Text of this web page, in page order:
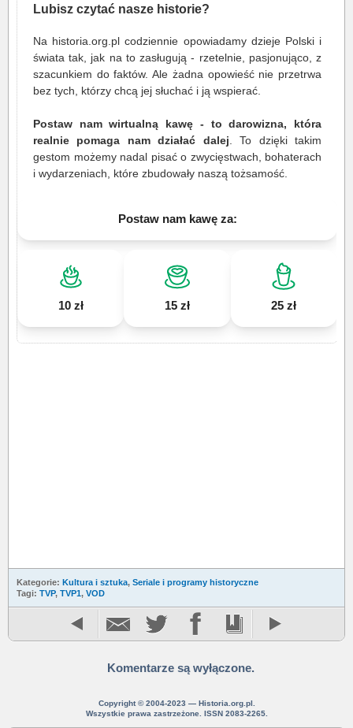
Lubisz czytać nasze historie?
Na historia.org.pl codziennie opowiadamy dzieje Polski i
świata tak, jak na to zasługują - rzetelnie, pasjonująco, z
szacunkiem do faktów. Ale żadna opowieść nie przetrwa
bez tych, którzy chcą jej słuchać i ją wspierać.
Postaw nam wirtualną kawę - to darowizna, która
realnie pomaga nam działać dalej . To dzięki takim
gestom możemy nadal pisać o zwycięstwach, bohaterach
i wydarzeniach, które zbudowały naszą tożsamość.
Postaw nam kawę za:
10 zł 15 zł 25 zł
Kategorie: Kultura i sztuka, Seriale i programy historyczne
Tagi: TVP, TVP1, VOD
Komentarze są wyłączone.
Copyright © 2004-2023 — Historia.org.pl.
Wszystkie prawa zastrzeżone. ISSN 2083-2265.